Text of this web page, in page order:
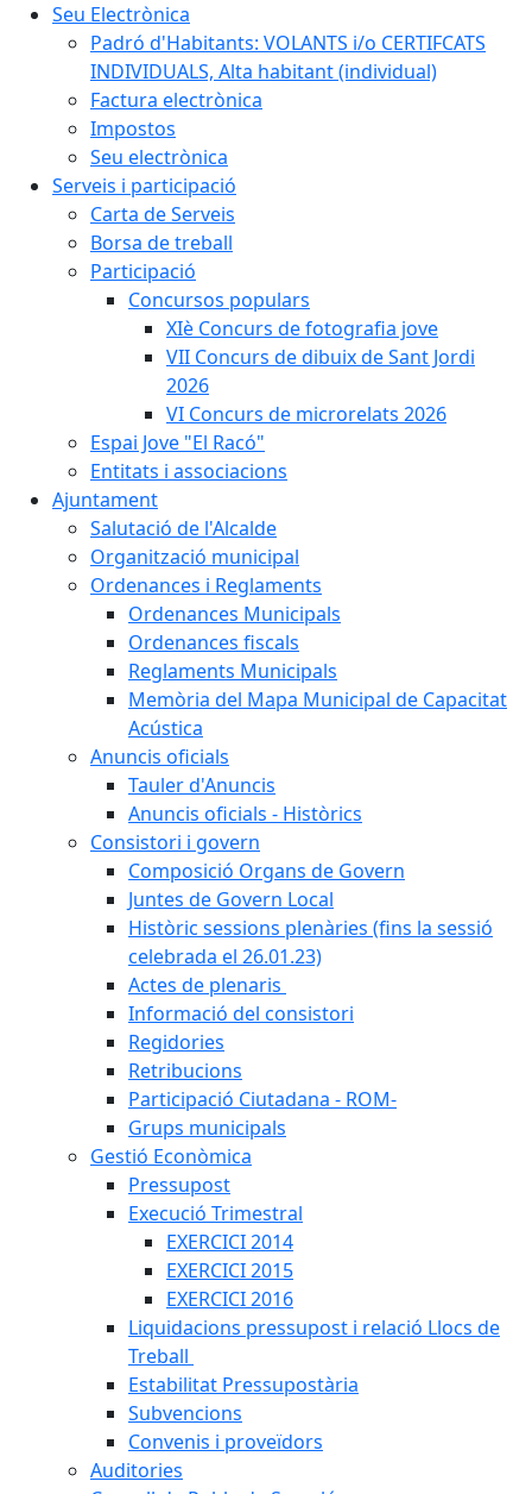
Seu Electrònica
Padró d'Habitants: VOLANTS i/o CERTIFCATS
INDIVIDUALS, Alta habitant (individual)
Factura electrònica
Impostos
Seu electrònica
Serveis i participació
Carta de Serveis
Borsa de treball
Participació
Concursos populars
XIè Concurs de fotografia jove
VII Concurs de dibuix de Sant Jordi
2026
VI Concurs de microrelats 2026
Espai Jove "El Racó"
Entitats i associacions
Ajuntament
Salutació de l'Alcalde
Organització municipal
Ordenances i Reglaments
Ordenances Municipals
Ordenances fiscals
Reglaments Municipals
Memòria del Mapa Municipal de Capacitat
Acústica
Anuncis oficials
Tauler d'Anuncis
Anuncis oficials - Històrics
Consistori i govern
Composició Organs de Govern
Juntes de Govern Local
Històric sessions plenàries (fins la sessió
celebrada el 26.01.23)
Actes de plenaris
Informació del consistori
Regidories
Retribucions
Participació Ciutadana - ROM-
Grups municipals
Gestió Econòmica
Pressupost
Execució Trimestral
EXERCICI 2014
EXERCICI 2015
EXERCICI 2016
Liquidacions pressupost i relació Llocs de
Treball
Estabilitat Pressupostària
Subvencions
Convenis i proveïdors
Auditories